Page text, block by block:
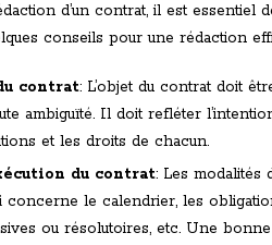
d’un contrat, il est essentiel
conseils pour une rédaction
contrat: L’objet du contrat doit
ambiguïté. Il doit refléter
et les droits de chacun.
du contrat: Les modalités
concerne le calendrier, les
ou résolutoires, etc. Une